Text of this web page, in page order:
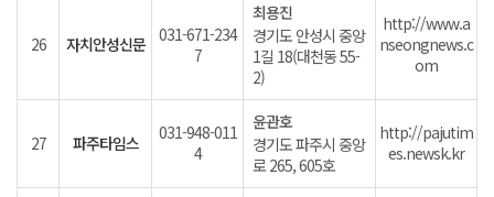
26 자치안성신문
031-671-234
7
최용진
경기도 안성시 중앙
1길 18(대천동 55-
2)
http://www.a
nseongnews.c
om
27 파주타임스
031-948-011
4
윤관호
경기도 파주시 중앙
로 265, 605호
http://pajutim
es.newsk.kr